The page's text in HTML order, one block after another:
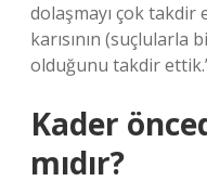
dolaşmayı çok takdir
karısının (suçlularla
olduğunu takdir
Kader
mıdır?